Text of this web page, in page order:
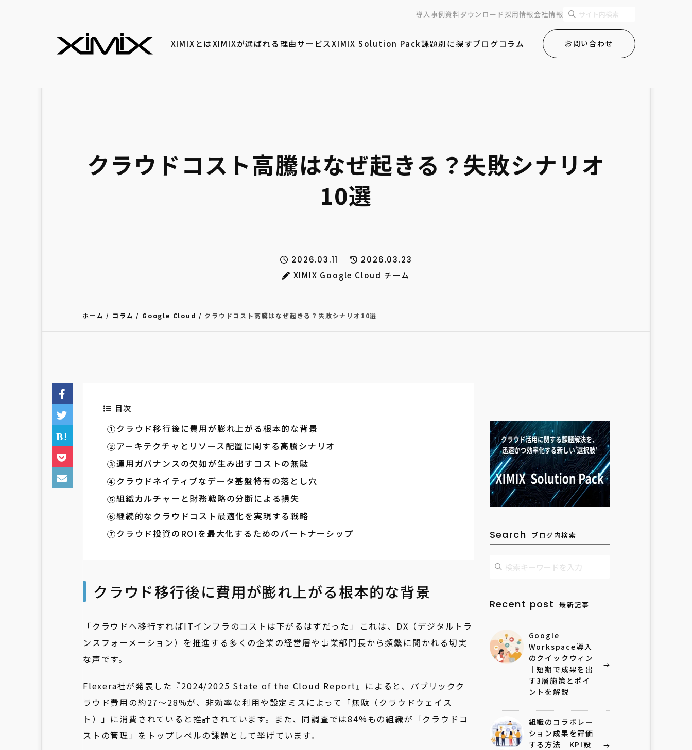
導入事例資料ダウンロード採用情報会社情報
XIMIXとはXIMIXが選ばれる理由サービスXIMIX Solution Pack課題別に探すブログコラム お問い合わせ
クラウドコスト高騰はなぜ起きる？失敗シナリオ
10選
2026.03.11
2026.03.23
XIMIX Google Cloud チーム
ホーム コラム Google Cloud クラウドコスト高騰はなぜ起きる？失敗シナリオ10選
目次
クラウド移行後に費用が膨れ上がる根本的な背景
アーキテクチャとリソース配置に関する高騰シナリオ
運用ガバナンスの欠如が生み出すコストの無駄
クラウドネイティブなデータ基盤特有の落とし穴
組織カルチャーと財務戦略の分断による損失
継続的なクラウドコスト最適化を実現する戦略
クラウド投資のROIを最大化するためのパートナーシップ
クラウド移行後に費用が膨れ上がる根本的な背景
「クラウドへ移行すればITインフラのコストは下がるはずだった」――これは、DX（デジタルトラ
ンスフォーメーション）を推進する多くの企業の経営層や事業部門長から頻繁に聞かれる切実
な声です。
Flexera社が発表した『2024/2025 State of the Cloud Report』によると、パブリックク
ラウド費用の約27〜28%が、非効率な利用や設定ミスによって「無駄（クラウドウェイス
ト）」に消費されていると推計されています。また、同調査では84%もの組織が「クラウドコ
ストの管理」をトップレベルの課題として挙げています。
Search ブログ内検索
Recent post 最新記事
Google
Workspace導入
のクイックウィン
｜短期で成果を出
す3層施策とポイ
ントを解説
組織のコラボレー
ション成果を評価
する方法｜KPI設